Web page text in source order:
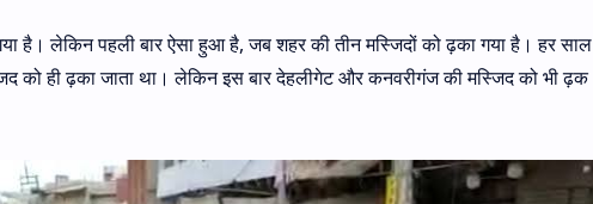
है। लेकिन पहली बार ऐसा हुआ है, जब शहर की तीन मस्जिदों को ढ़का गया है। हर साल
को ही ढ़का जाता था। लेकिन इस बार देहलीगेट और कनवरीगंज की मस्जिद को भी ढ़क